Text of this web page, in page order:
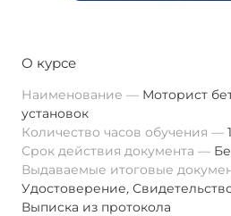
О курсе
Наименование
Моторист
установок
Количество часов обучения
Срок действия документа
Выдаваемые итоговые
Удостоверение,
Выписка из протокола